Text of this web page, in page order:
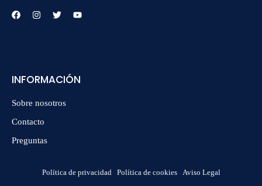
INFORMACIÓN
Sobre nosotros
Contacto
Preguntas
Política de privacidad Política de cookies Aviso Legal